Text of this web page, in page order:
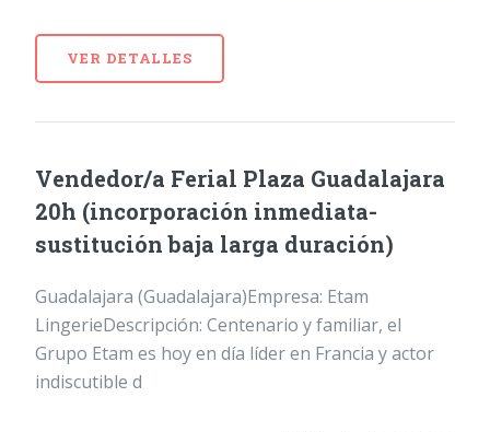
VER DETALLES
Vendedor/a Ferial Plaza Guadalajara
20h (incorporación inmediata-
sustitución baja larga duración)
Guadalajara (Guadalajara)Empresa: Etam
LingerieDescripción: Centenario y familiar, el
Grupo Etam es hoy en día líder en Francia y actor
indiscutible d